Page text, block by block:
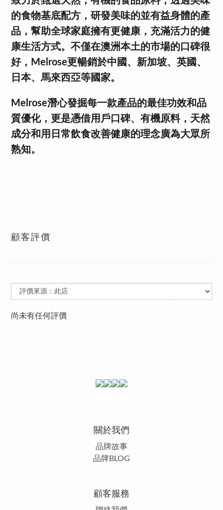
的食物基底配方，研發美味的並有益身體的產
品，幫助全球家庭擁有更健康，充滿活力的健
康生活方式。不僅在澳洲本土的市場的口碑很
好，Melrose更暢銷於中國、新加坡、英國、
日本、馬來西亞等國家。
Melrose潛心發掘每一款產品的最佳功效和品
質優化，更是憑借用戶口碑、有機原料，天然
成分和用日常飲食改善健康的理念廣為大眾所
熟知。
顧客評價
尚未有任何評價
關於我們
品牌故事
品牌BLOG
顧客服務